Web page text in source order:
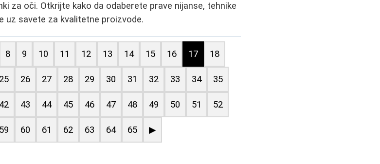
za oči. Otkrijte kako da odaberete prave nijanse, tehnike
uz savete za kvalitetne proizvode.
8 9 10 11 12 13 14 15 16 17 18
25 26 27 28 29 30 31 32 33 34 35
42 43 44 45 46 47 48 49 50 51 52
59 60 61 62 63 64 65 ▶